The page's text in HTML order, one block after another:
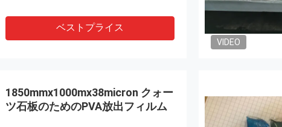
ベストプライス
VIDEO
1850mmx1000mx38micron クォー
ツ石板のためのPVA放出フィルム